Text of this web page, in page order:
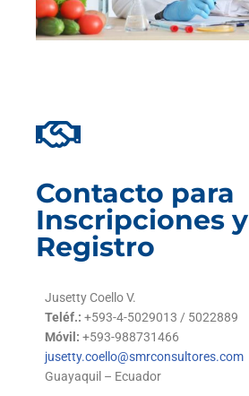
Contacto para
Inscripciones y
Registro
Jusetty Coello V.
Teléf.: +593-4-5029013 / 5022889
Móvil: +593-988731466
jusetty.coello@smrconsultores.com
Guayaquil – Ecuador